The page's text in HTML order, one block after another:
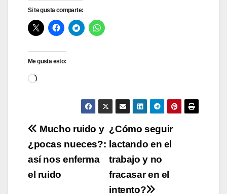
Si te gusta comparte:
Me gusta esto:
Cargando...
Navegación
de
entradas
¿Cómo seguir
lactando en el
trabajo y no
fracasar en el
intento?
Mucho ruido y
¿pocas nueces?:
así nos enferma
el ruido